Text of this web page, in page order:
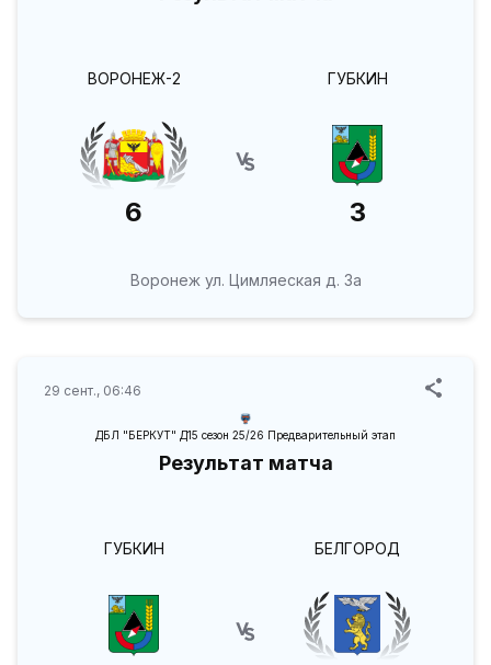
ВОРОНЕЖ-2
6
ГУБКИН
3
Воронеж ул. Цимляеская д. 3а
29 сент., 06:46
ДБЛ "БЕРКУТ" Д15 сезон 25/26 Предварительный этап
Результат матча
ГУБКИН БЕЛГОРОД